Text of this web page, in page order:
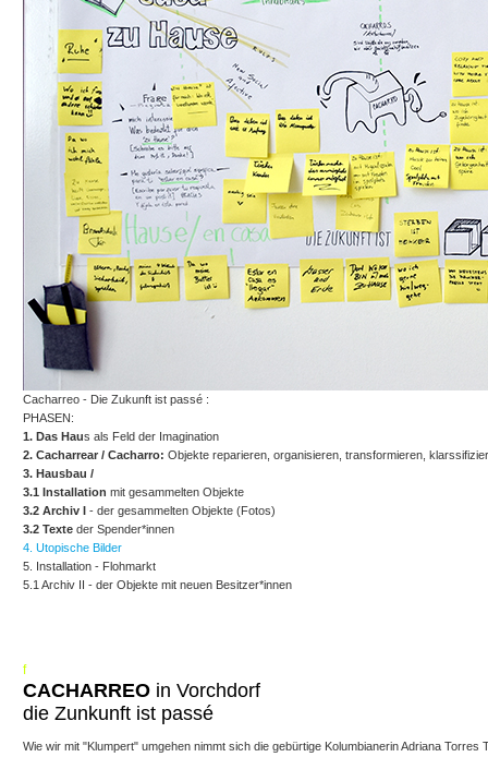
Cacharreo - Die Zukunft ist passé :
PHASEN:
1. Das Haus als Feld der Imagination
2. Cacharrear / Cacharro: Objekte reparieren, organisieren, transformieren,
3. Hausbau /
3.1 Installation mit gesammelten Objekte
3.2 Archiv I - der gesammelten Objekte (Fotos)
3.2 Texte der Spender*innen
4. Utopische Bilder
5. Installation - Flohmarkt
5.1 Archiv II - der Objekte mit neuen Besitzer*innen
f
CACHARREO in Vorchdorf
die Zunkunft ist passé
Wie wir mit "Klumpert" umgehen nimmt sich die gebürtige Kolumbianerin Adriana